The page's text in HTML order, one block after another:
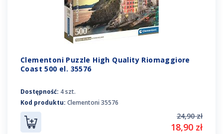
Clementoni Puzzle High Quality Riomaggiore
Coast 500 el. 35576
Dostępność: 4 szt.
Kod produktu: Clementoni 35576
24,90 zł
18,90 zł